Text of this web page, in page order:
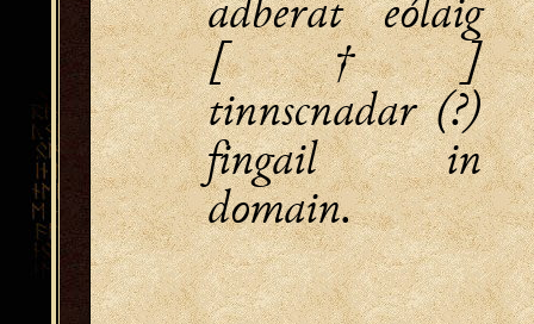
[†]
tinnscnadar (?)
fingail in
domain.